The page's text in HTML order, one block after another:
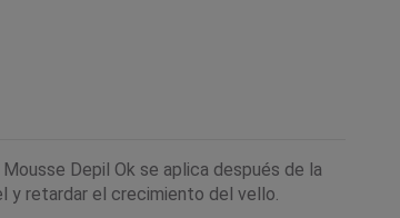
Depil Ok se aplica después de la
y retardar el crecimiento del vello.